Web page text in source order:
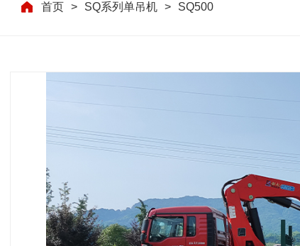
首页 SQ系列单吊机 SQ500